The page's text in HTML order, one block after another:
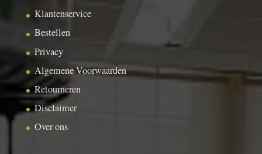
Klantenservice
Bestellen
Privacy
Algemene Voorwaarden
Retourneren
Disclaimer
Over ons